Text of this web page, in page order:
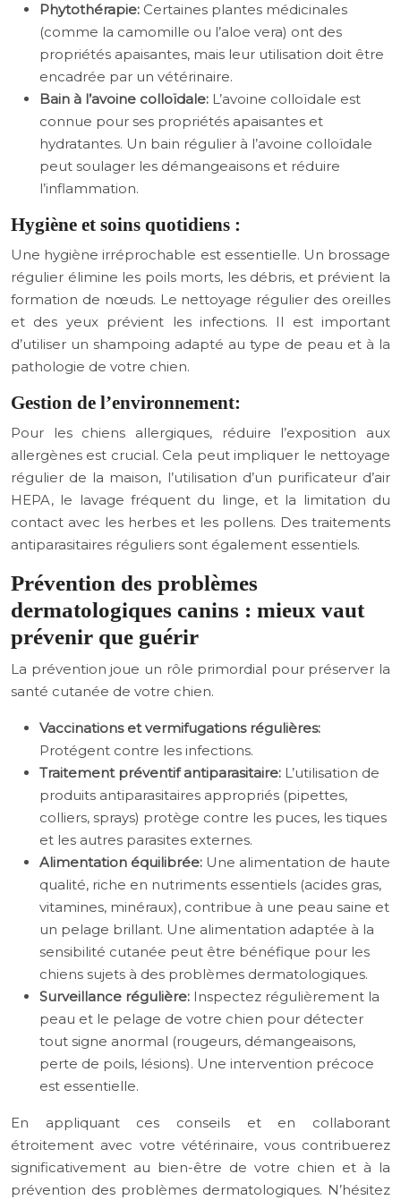
Phytothérapie: Certaines plantes médicinales
(comme la camomille ou l’aloe vera) ont des
propriétés apaisantes, mais leur utilisation doit être
encadrée par un vétérinaire.
Bain à l’avoine colloïdale: L’avoine colloïdale est
connue pour ses propriétés apaisantes et
hydratantes. Un bain régulier à l’avoine colloïdale
peut soulager les démangeaisons et réduire
l’inflammation.
Hygiène et soins quotidiens :
Une hygiène irréprochable est essentielle. Un brossage
régulier élimine les poils morts, les débris, et prévient la
formation de nœuds. Le nettoyage régulier des oreilles
et des yeux prévient les infections. Il est important
d’utiliser un shampoing adapté au type de peau et à la
pathologie de votre chien.
Gestion de l’environnement:
Pour les chiens allergiques, réduire l’exposition aux
allergènes est crucial. Cela peut impliquer le nettoyage
régulier de la maison, l’utilisation d’un purificateur d’air
HEPA, le lavage fréquent du linge, et la limitation du
contact avec les herbes et les pollens. Des traitements
antiparasitaires réguliers sont également essentiels.
Prévention des problèmes
dermatologiques canins : mieux vaut
prévenir que guérir
La prévention joue un rôle primordial pour préserver la
santé cutanée de votre chien.
Vaccinations et vermifugations régulières:
Protégent contre les infections.
Traitement préventif antiparasitaire: L’utilisation de
produits antiparasitaires appropriés (pipettes,
colliers, sprays) protège contre les puces, les tiques
et les autres parasites externes.
Alimentation équilibrée: Une alimentation de haute
qualité, riche en nutriments essentiels (acides gras,
vitamines, minéraux), contribue à une peau saine et
un pelage brillant. Une alimentation adaptée à la
sensibilité cutanée peut être bénéfique pour les
chiens sujets à des problèmes dermatologiques.
Surveillance régulière: Inspectez régulièrement la
peau et le pelage de votre chien pour détecter
tout signe anormal (rougeurs, démangeaisons,
perte de poils, lésions). Une intervention précoce
est essentielle.
En appliquant ces conseils et en collaborant
étroitement avec votre vétérinaire, vous contribuerez
significativement au bien-être de votre chien et à la
prévention des problèmes dermatologiques. N’hésitez